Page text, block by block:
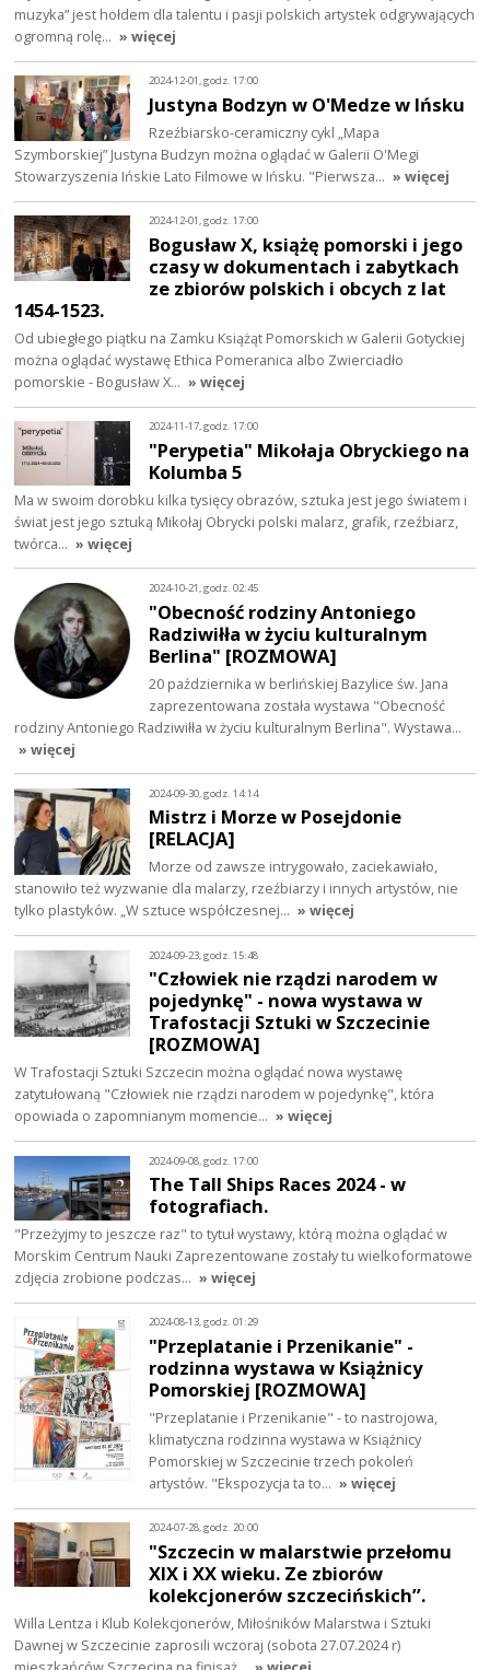
muzyka” jest hołdem dla talentu i pasji polskich artystek odgrywających
ogromną rolę… » więcej
2024-12-01, godz. 17:00
Justyna Bodzyn w O'Medze w Ińsku
Rzeźbiarsko-ceramiczny cykl „Mapa
Szymborskiej” Justyna Budzyn można oglądać w Galerii O'Megi
Stowarzyszenia Ińskie Lato Filmowe w Ińsku. "Pierwsza… » więcej
2024-12-01, godz. 17:00
Bogusław X, książę pomorski i jego
czasy w dokumentach i zabytkach
ze zbiorów polskich i obcych z lat
1454-1523.
Od ubiegłego piątku na Zamku Książąt Pomorskich w Galerii Gotyckiej
można oglądać wystawę Ethica Pomeranica albo Zwierciadło
pomorskie - Bogusław X… » więcej
2024-11-17, godz. 17:00
"Perypetia" Mikołaja Obryckiego na
Kolumba 5
Ma w swoim dorobku kilka tysięcy obrazów, sztuka jest jego światem i
świat jest jego sztuką Mikołaj Obrycki polski malarz, grafik, rzeźbiarz,
twórca… » więcej
2024-10-21, godz. 02:45
"Obecność rodziny Antoniego
Radziwiłła w życiu kulturalnym
Berlina" [ROZMOWA]
20 października w berlińskiej Bazylice św. Jana
zaprezentowana została wystawa "Obecność
rodziny Antoniego Radziwiłła w życiu kulturalnym Berlina". Wystawa…
» więcej
2024-09-30, godz. 14:14
Mistrz i Morze w Posejdonie
[RELACJA]
Morze od zawsze intrygowało, zaciekawiało,
stanowiło też wyzwanie dla malarzy, rzeźbiarzy i innych artystów, nie
tylko plastyków. „W sztuce współczesnej… » więcej
2024-09-23, godz. 15:48
"Człowiek nie rządzi narodem w
pojedynkę" - nowa wystawa w
Trafostacji Sztuki w Szczecinie
[ROZMOWA]
W Trafostacji Sztuki Szczecin można oglądać nowa wystawę
zatytułowaną "Człowiek nie rządzi narodem w pojedynkę", która
opowiada o zapomnianym momencie… » więcej
2024-09-08, godz. 17:00
The Tall Ships Races 2024 - w
fotografiach.
"Przeżyjmy to jeszcze raz" to tytuł wystawy, którą można oglądać w
Morskim Centrum Nauki Zaprezentowane zostały tu wielkoformatowe
zdjęcia zrobione podczas… » więcej
2024-08-13, godz. 01:29
"Przeplatanie i Przenikanie" -
rodzinna wystawa w Książnicy
Pomorskiej [ROZMOWA]
"Przeplatanie i Przenikanie" - to nastrojowa,
klimatyczna rodzinna wystawa w Książnicy
Pomorskiej w Szczecinie trzech pokoleń
artystów. "Ekspozycja ta to… » więcej
2024-07-28, godz. 20:00
"Szczecin w malarstwie przełomu
XIX i XX wieku. Ze zbiorów
kolekcjonerów szczecińskich’’.
Willa Lentza i Klub Kolekcjonerów, Miłośników Malarstwa i Sztuki
Dawnej w Szczecinie zaprosili wczoraj (sobota 27.07.2024 r)